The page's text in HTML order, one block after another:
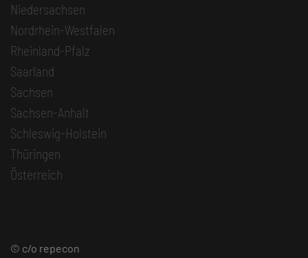
Niedersachsen
Nordrhein-Westfalen
Rheinland-Pfalz
Saarland
Sachsen
Sachsen-Anhalt
Schleswig-Holstein
Thüringen
Österreich
© c/o repecon